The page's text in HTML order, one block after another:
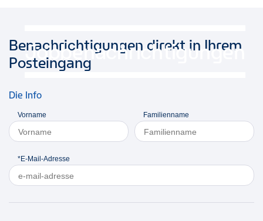
Jobbenachrichtigungen
Benachrichtigungen direkt in Ihrem
Posteingang
Die Info
Vorname Familienname
*E-Mail-Adresse